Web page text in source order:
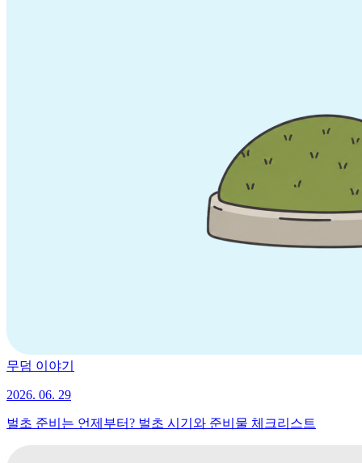
무덤 이야기
2026. 06. 29
벌초 준비는 언제부터? 벌초 시기와 준비물 체크리스트